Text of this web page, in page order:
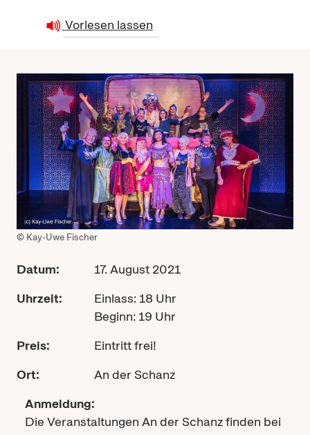
Vorlesen lassen
© Kay-Uwe Fischer
Datum:
17. August 2021
Uhrzeit:
Einlass: 18 Uhr
Beginn: 19 Uhr
Preis:
Eintritt frei!
Ort:
An der Schanz
Anmeldung:
Die Veranstaltungen An der Schanz finden bei